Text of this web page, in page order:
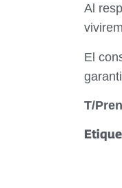
Al
El
T/